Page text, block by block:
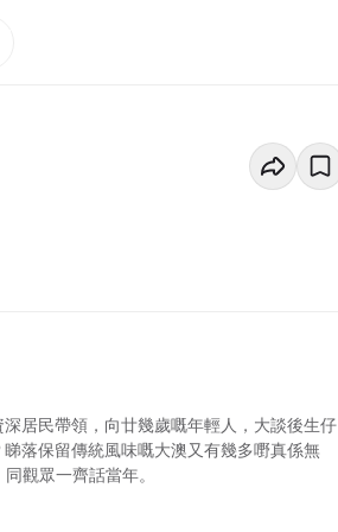
居民帶領，向廿幾歲嘅年輕人，大談後生仔
落保留傳統風味嘅大澳又有幾多嘢真係無
觀眾一齊話當年。